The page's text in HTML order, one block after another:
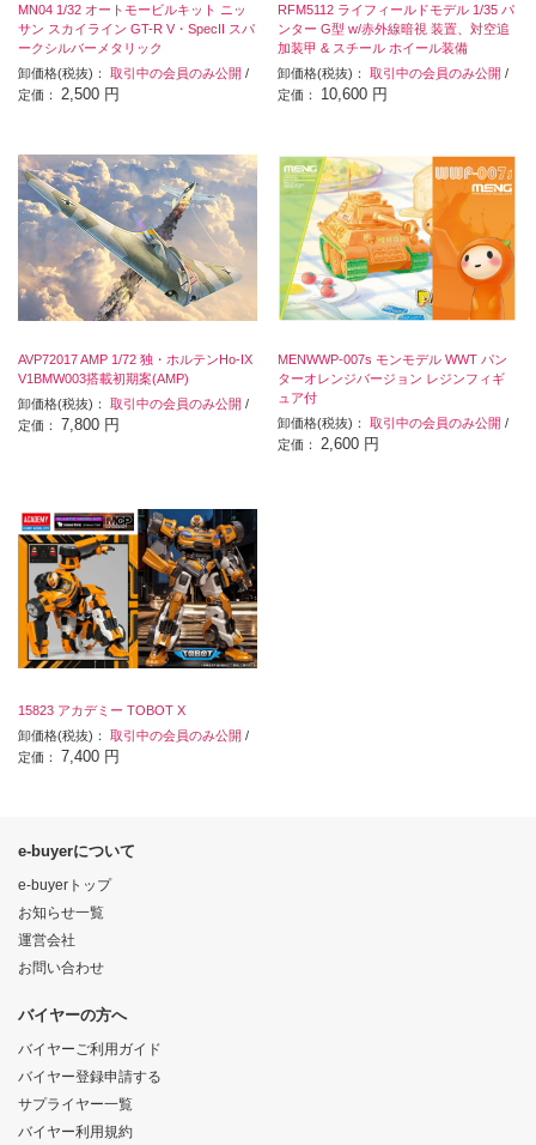
MN04 1/32 オートモービルキット ニッ
サン スカイライン GT-R V・SpecII スパ
ークシルバーメタリック
卸価格(税抜)： 取引中の会員のみ公開 /
定価： 2,500 円
RFM5112 ライフィールドモデル 1/35 パ
ンター G型 w/赤外線暗視 装置、対空追
加装甲 & スチール ホイール装備
卸価格(税抜)：取引中の会員のみ公開 /
定価： 10,600 円
AVP72017 AMP 1/72 独・ホルテンHo-IX
V1BMW003搭載初期案(AMP)
卸価格(税抜)： 取引中の会員のみ公開 /
定価： 7,800 円
MENWWP-007s モンモデル WWT パン
ターオレンジバージョン レジンフィギ
ュア付
卸価格(税抜)：取引中の会員のみ公開 /
定価： 2,600 円
15823 アカデミー TOBOT X
卸価格(税抜)： 取引中の会員のみ公開 /
定価： 7,400 円
e-buyerについて
e-buyerトップ
お知らせ一覧
運営会社
お問い合わせ
バイヤーの方へ
バイヤーご利用ガイド
バイヤー登録申請する
サプライヤー一覧
バイヤー利用規約